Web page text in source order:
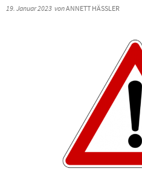
19. Januar 2023 vonANNETT HÄSSLER